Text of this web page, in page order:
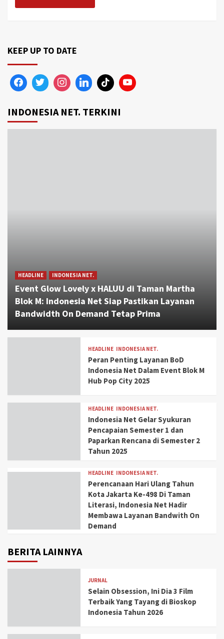
KEEP UP TO DATE
INDONESIA NET. TERKINI
HEADLINE INDONESIA NET.
Event Glow Lovely x HALUU di Taman Martha
Blok M: Indonesia Net Siap Pastikan Layanan
Bandwidth On Demand Tetap Prima
HEADLINE INDONESIA NET.
Peran Penting Layanan BoD
Indonesia Net Dalam Event Blok M
Hub Pop City 2025
HEADLINE INDONESIA NET.
Indonesia Net Gelar Syukuran
Pencapaian Semester 1 dan
Paparkan Rencana di Semester 2
Tahun 2025
HEADLINE INDONESIA NET.
Perencanaan Hari Ulang Tahun
Kota Jakarta Ke-498 Di Taman
Literasi, Indonesia Net Hadir
Membawa Layanan Bandwith On
Demand
BERITA LAINNYA
JURNAL
Selain Obsession, Ini Dia 3 Film
Terbaik Yang Tayang di Bioskop
Indonesia Tahun 2026